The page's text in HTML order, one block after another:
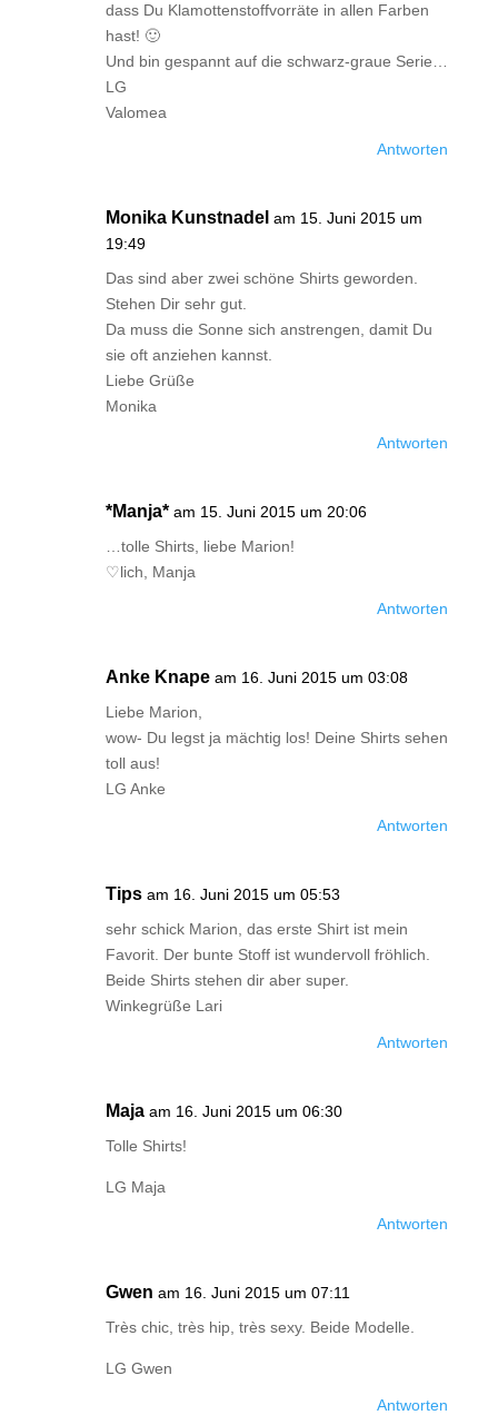
dass Du Klamottenstoffvorräte in allen Farben
hast! 🙂
Und bin gespannt auf die schwarz-graue Serie…
LG
Valomea
Antworten
Monika Kunstnadel am 15. Juni 2015 um
19:49
Das sind aber zwei schöne Shirts geworden.
Stehen Dir sehr gut.
Da muss die Sonne sich anstrengen, damit Du
sie oft anziehen kannst.
Liebe Grüße
Monika
Antworten
*Manja* am 15. Juni 2015 um 20:06
…tolle Shirts, liebe Marion!
♡lich, Manja
Antworten
Anke Knape am 16. Juni 2015 um 03:08
Liebe Marion,
wow- Du legst ja mächtig los! Deine Shirts sehen
toll aus!
LG Anke
Antworten
Tips am 16. Juni 2015 um 05:53
sehr schick Marion, das erste Shirt ist mein
Favorit. Der bunte Stoff ist wundervoll fröhlich.
Beide Shirts stehen dir aber super.
Winkegrüße Lari
Antworten
Maja am 16. Juni 2015 um 06:30
Tolle Shirts!
LG Maja
Antworten
Gwen am 16. Juni 2015 um 07:11
Très chic, très hip, très sexy. Beide Modelle.
LG Gwen
Antworten